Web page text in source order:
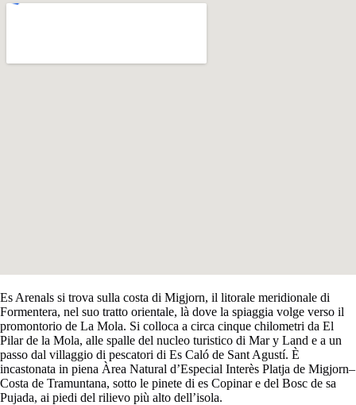
Es Arenals si trova sulla costa di Migjorn, il litorale meridionale di
Formentera, nel suo tratto orientale, là dove la spiaggia volge verso il
promontorio de La Mola. Si colloca a circa cinque chilometri da El
Pilar de la Mola, alle spalle del nucleo turistico di Mar y Land e a un
passo dal villaggio di pescatori di Es Caló de Sant Agustí. È
incastonata in piena Àrea Natural d’Especial Interès Platja de Migjorn–
Costa de Tramuntana, sotto le pinete di es Copinar e del Bosc de sa
Pujada, ai piedi del rilievo più alto dell’isola.